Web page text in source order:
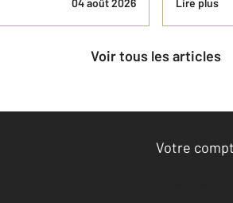
Voir tous les articles
Votre